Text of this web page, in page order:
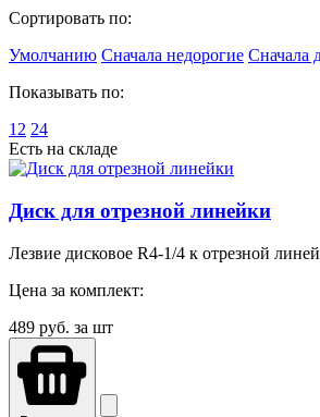
Сортировать по:
Умолчанию Сначала недорогие Сначала
Показывать по:
12 24
Есть на складе
Диск для отрезной линейки
Лезвие дисковое R4-1/4 к отрезной
Цена за комплект:
489 руб. за шт